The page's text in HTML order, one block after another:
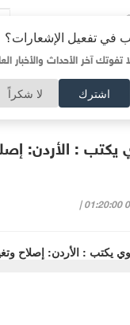
في تفعيل الإشعارات؟
تفوتك آخر الأحداث والأخبار
اشترك لا شكراً
: الأردن: